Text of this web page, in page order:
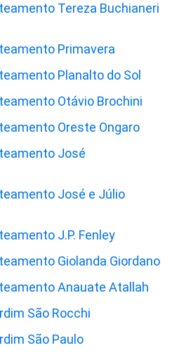
Tereza Buchianeri
Primavera
Planalto do Sol
Otávio Brochini
Oreste Ongaro
José
José e Júlio
J.P. Fenley
Giolanda Giordano
Anauate Atallah
São Rocchi
São Paulo